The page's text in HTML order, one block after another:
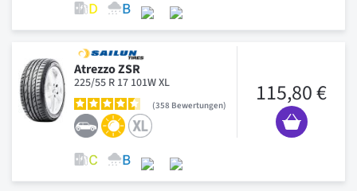
Atrezzo ZSR
225/55 R 17 101W XL
358 Bewertungen 115,80 €